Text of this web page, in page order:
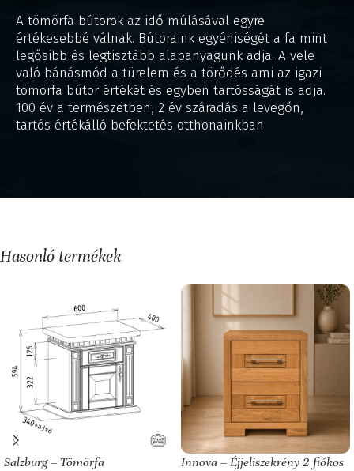
A tömörfa bútorok az idő múlásával egyre
értékesebbé válnak. Bútoraink egyéniségét a fa mint
legősibb és legtisztább alapanyagunk adja. A vele
való bánásmód a türelem és a törődés ami az igazi
tömörfa bútor értékét és egyben tartósságát is adja.
100 év a természetben, 2 év száradás a levegőn,
tartós értékálló befektetés otthonainkban.
Hasonló termékek
Salzburg – Tömörfa
Innova – Éjjeliszekrény 2 fiókos